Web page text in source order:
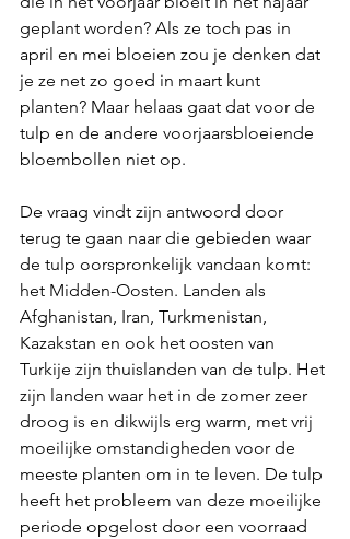
geplant worden? Als ze toch pas in
april en mei bloeien zou je denken dat
je ze net zo goed in maart kunt
planten? Maar helaas gaat dat voor de
tulp en de andere voorjaarsbloeiende
bloembollen niet op.
De vraag vindt zijn antwoord door
terug te gaan naar die gebieden waar
de tulp oorspronkelijk vandaan komt:
het Midden-Oosten. Landen als
Afghanistan, Iran, Turkmenistan,
Kazakstan en ook het oosten van
Turkije zijn thuislanden van de tulp. Het
zijn landen waar het in de zomer zeer
droog is en dikwijls erg warm, met vrij
moeilijke omstandigheden voor de
meeste planten om in te leven. De tulp
heeft het probleem van deze moeilijke
periode opgelost door een voorraad